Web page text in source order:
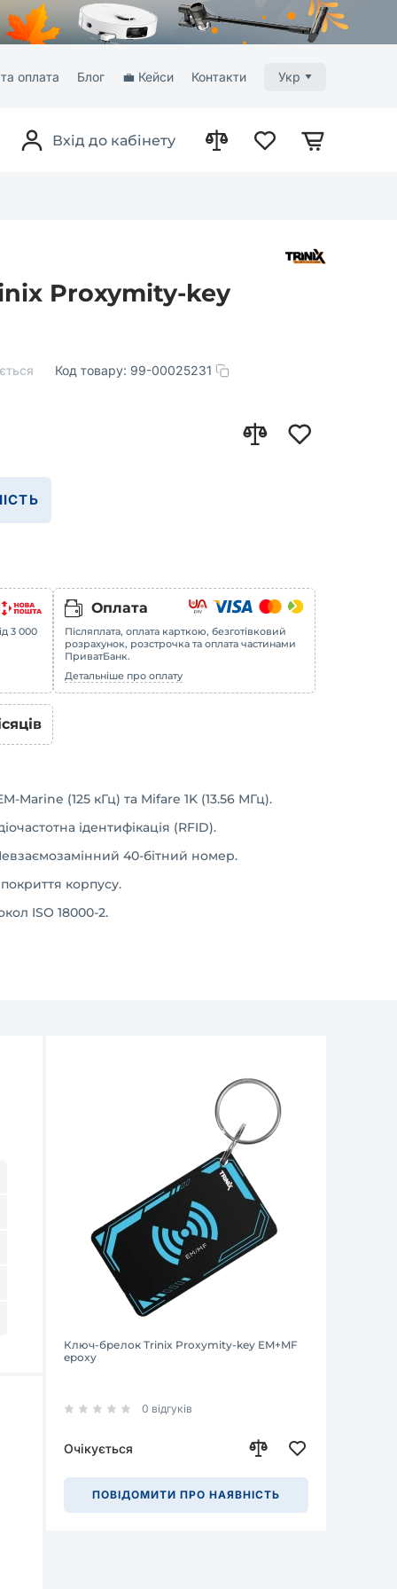
оплата Блог 💼 Кейси Контакти Укр
Вхід до кабінету
Proxymity-key
Код товару: 99-00025231
3 000
Оплата
Післяплата, оплата карткою, безготівковий
розрахунок, розстрочка та оплата частинами
ПриватБанк.
Детальніше про оплату
Marine (125 кГц) та Mifare 1K (13.56 МГц).
ідентифікація (RFID).
40-бітний номер.
корпусу.
ISO 18000-2.
Ключ-брелок Trinix Proxymity-key EM+MF
epoxy
0 відгуків
Очікується
ПОВІДОМИТИ ПРО НАЯВНІСТЬ